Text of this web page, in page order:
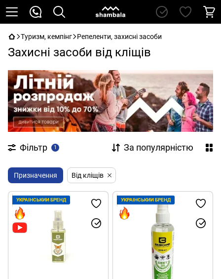
Туризм, кемпінг Репеленти, захисні засоби
Захисні засоби від кліщів
Фільтр 1 За популярністю
Призначення Від кліщів
УКРАЇНСЬКИЙ БРЕНД УКРАЇНСЬКИЙ БРЕНД